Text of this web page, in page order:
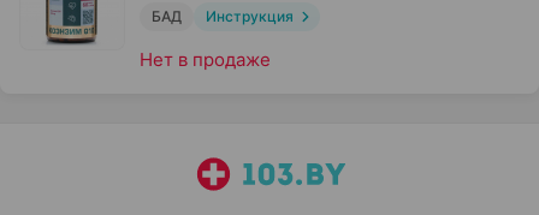
БАД Инструкция
Нет в продаже